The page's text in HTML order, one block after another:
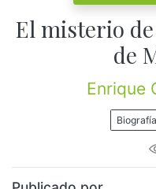
El misterio
de
Enrique